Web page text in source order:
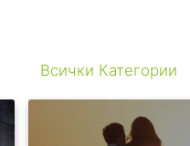
Всички Категории